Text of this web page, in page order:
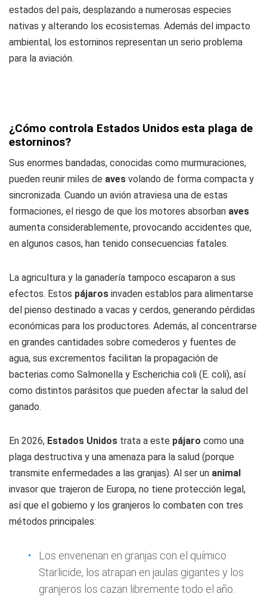
estados del país, desplazando a numerosas especies
nativas y alterando los ecosistemas. Además del impacto
ambiental, los estorninos representan un serio problema
para la aviación.
¿Cómo controla Estados Unidos esta plaga de
estorninos?
Sus enormes bandadas, conocidas como murmuraciones,
pueden reunir miles de aves volando de forma compacta y
sincronizada. Cuando un avión atraviesa una de estas
formaciones, el riesgo de que los motores absorban aves
aumenta considerablemente, provocando accidentes que,
en algunos casos, han tenido consecuencias fatales.
La agricultura y la ganadería tampoco escaparon a sus
efectos. Estos pájaros invaden establos para alimentarse
del pienso destinado a vacas y cerdos, generando pérdidas
económicas para los productores. Además, al concentrarse
en grandes cantidades sobre comederos y fuentes de
agua, sus excrementos facilitan la propagación de
bacterias como Salmonella y Escherichia coli (E. coli), así
como distintos parásitos que pueden afectar la salud del
ganado.
En 2026, Estados Unidos trata a este pájaro como una
plaga destructiva y una amenaza para la salud (porque
transmite enfermedades a las granjas). Al ser un animal
invasor que trajeron de Europa, no tiene protección legal,
así que el gobierno y los granjeros lo combaten con tres
métodos principales:
Los envenenan en granjas con el químico
Starlicide, los atrapan en jaulas gigantes y los
granjeros los cazan libremente todo el año.